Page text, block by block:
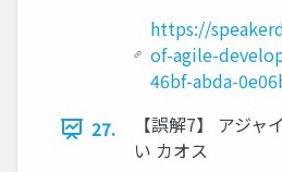
https://
of-agile-
46bf-abda-
27.
【誤解7】 アジャ
い カオス